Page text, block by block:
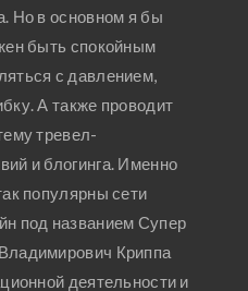
Но в основном я бы
быть спокойным
с давлением,
А также проводит
тревел-
и блогинга. Именно
популярны сети
под названием Супер
Криппа
деятельности и